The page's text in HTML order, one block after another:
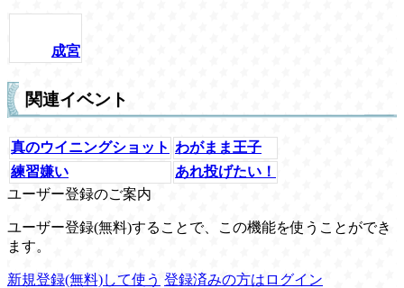
成宮
関連イベント
真のウイニングショット わがまま王子
練習嫌い
あれ投げたい！
ユーザー登録のご案内
ユーザー登録(無料)することで、この機能を使うことができ
ます。
新規登録(無料)して使う 登録済みの方はログイン